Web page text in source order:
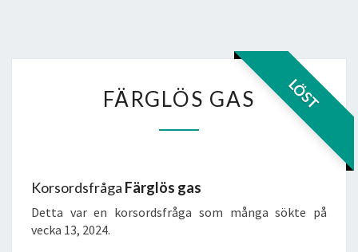
LÖST
GAS
FÄRGLÖS GAS
Korsordsfråga Färglös gas
Detta var en korsordsfråga som många sökte på
vecka 13, 2024.